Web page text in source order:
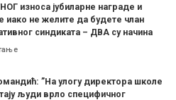
износа јубиларне награде и
иако не желите да будете члан
синдиката – ДВА су начина
”На улогу директора школе
људи врло специфичног